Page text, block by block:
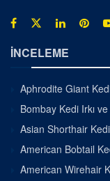
İNCELEME
Aphrodite Giant
Bombay Kedi Irkı
Asian Shorthair
American Bobtail
American Wirehair